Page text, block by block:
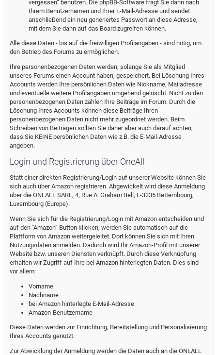
vergessen“ benutzen. Die phpBB-Software fragt Sie dann nach
Ihrem Benutzernamen und Ihrer E-Mail-Adresse und sendet
anschließend ein neu generiertes Passwort an diese Adresse,
mit dem Sie dann auf das Board zugreifen können.
Alle diese Daten - bis auf die freiwilligen Profilangaben - sind nötig, um
den Betrieb des Forums zu ermöglichen.
Ihre personenbezogenen Daten werden, solange Sie als Mitglied
unseres Forums einen Account haben, gespeichert. Bei Löschung Ihres
Accounts werden Ihre persönlichen Daten wie Nickname, Mailadresse
und eventuelle weitere Profilangaben umgehend gelöscht. Nicht zu den
personenbezogenen Daten zählen Ihre Beiträge im Forum. Durch die
Löschung Ihres Accounts können diese Beiträge Ihren
personenbezogenen Daten nicht mehr zugeordnet werden. Beim
Schreiben von Beiträgen sollten Sie daher aber auch darauf achten,
dass Sie KEINE persönlichen Daten wie z.B. die E-Mail-Adresse
angeben.
Login und Registrierung über OneAll
Statt einer direkten Registrierung/Login auf unserer Website können Sie
sich auch über Amazon registrieren. Abgewickelt wird diese Anmeldung
über die ONEALL SARL, 4, Rue A. Graham Bell, L-3235 Bettembourg,
Luxembourg (Europe).
Wenn Sie sich für die Registrierung/Login mit Amazon entscheiden und
auf den "Amazon"-Button klicken, werden Sie automatisch auf die
Plattform von Amazon weitergeleitet. Dort können Sie sich mit Ihren
Nutzungsdaten anmelden. Dadurch wird Ihr Amazon-Profil mit unserer
Website bzw. unseren Diensten verknüpft. Durch diese Verknüpfung
erhalten wir Zugriff auf Ihre bei Amazon hinterlegten Daten. Dies sind
vor allem:
Vorname
Nachname
bei Amazon hinterlegte E-Mail-Adresse
Amazon-Benutzername
Diese Daten werden zur Einrichtung, Bereitstellung und Personalisierung
Ihres Accounts genutzt.
Zur Abwicklung der Anmeldung werden die Daten auch an die ONEALL